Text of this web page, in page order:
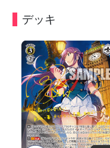
デッキ